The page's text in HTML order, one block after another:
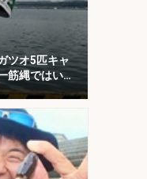
ツオ5匹キャ
筋縄ではいか